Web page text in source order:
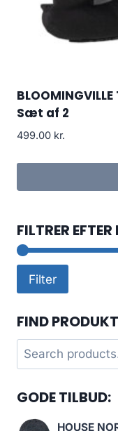
Sæt af 2
499.00 kr.
FILTRER EFTER
Filter
FIND PRODUKT
Search
for:
GODE TILBUD:
HOUSE